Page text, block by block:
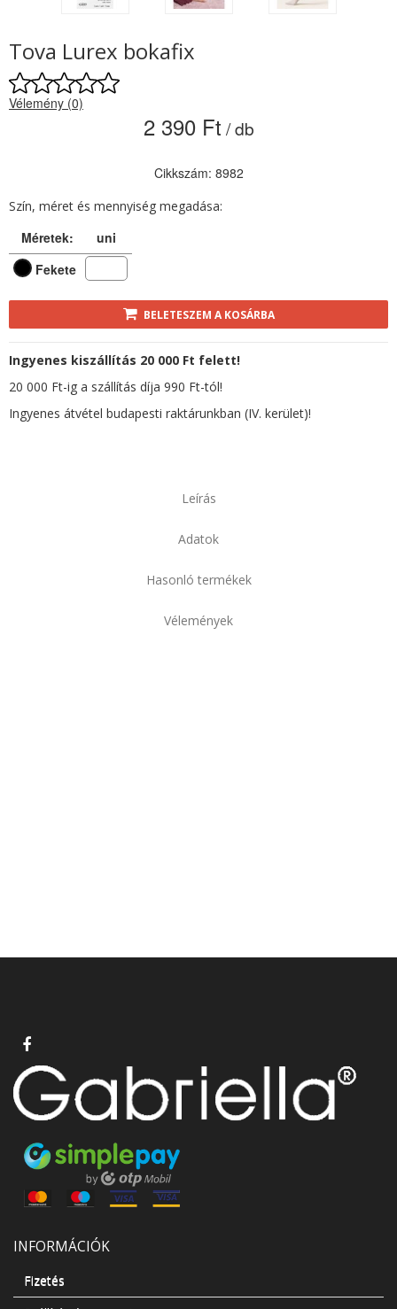
Tova Lurex bokafix
Vélemény (0)
2 390 Ft / db
Cikkszám: 8982
Szín, méret és mennyiség megadása:
Méretek:
uni
Fekete
BELETESZEM A KOSÁRBA
Ingyenes kiszállítás 20 000 Ft felett!
20 000 Ft-ig a szállítás díja 990 Ft-tól!
Ingyenes átvétel budapesti raktárunkban (IV. kerület)!
Leírás
Adatok
Hasonló termékek
Vélemények
INFORMÁCIÓK
Fizetés